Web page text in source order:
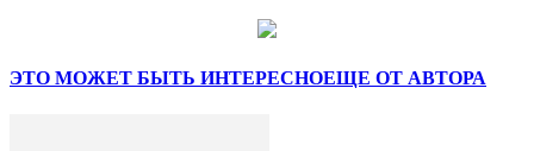
ЭТО МОЖЕТ БЫТЬ ИНТЕРЕСНОЕЩЕ ОТ АВТОРА